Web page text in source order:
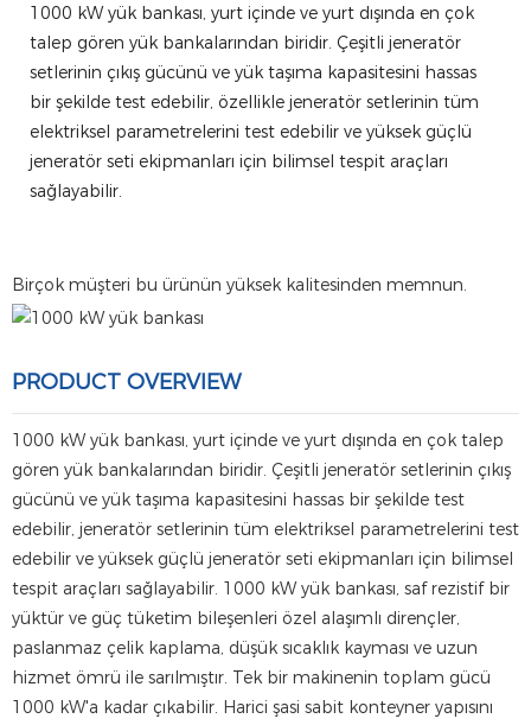
1000 kW yük bankası, yurt içinde ve yurt dışında en çok
talep gören yük bankalarından biridir. Çeşitli jeneratör
setlerinin çıkış gücünü ve yük taşıma kapasitesini hassas
bir şekilde test edebilir, özellikle jeneratör setlerinin tüm
elektriksel parametrelerini test edebilir ve yüksek güçlü
jeneratör seti ekipmanları için bilimsel tespit araçları
sağlayabilir.
Birçok müşteri bu ürünün yüksek kalitesinden memnun.
PRODUCT OVERVIEW
1000 kW yük bankası, yurt içinde ve yurt dışında en çok talep
gören yük bankalarından biridir. Çeşitli jeneratör setlerinin çıkış
gücünü ve yük taşıma kapasitesini hassas bir şekilde test
edebilir, jeneratör setlerinin tüm elektriksel parametrelerini test
edebilir ve yüksek güçlü jeneratör seti ekipmanları için bilimsel
tespit araçları sağlayabilir. 1000 kW yük bankası, saf rezistif bir
yüktür ve güç tüketim bileşenleri özel alaşımlı dirençler,
paslanmaz çelik kaplama, düşük sıcaklık kayması ve uzun
hizmet ömrü ile sarılmıştır. Tek bir makinenin toplam gücü
1000 kW'a kadar çıkabilir. Harici şasi sabit konteyner yapısını